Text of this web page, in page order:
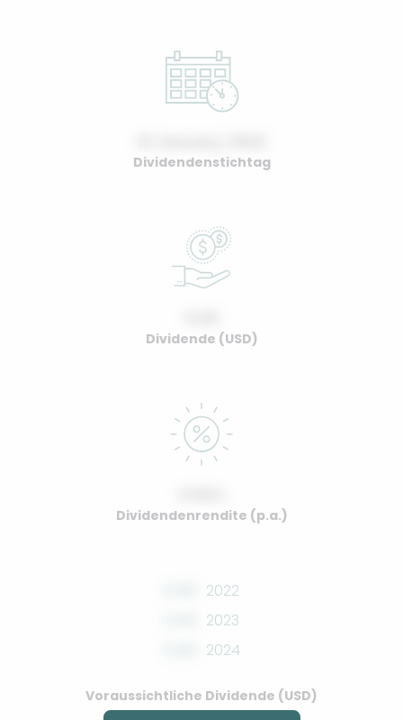
Dividendenstichtag
Dividende (USD)
Dividendenrendite (p.a.)
2022
2023
2024
Voraussichtliche Dividende (USD)